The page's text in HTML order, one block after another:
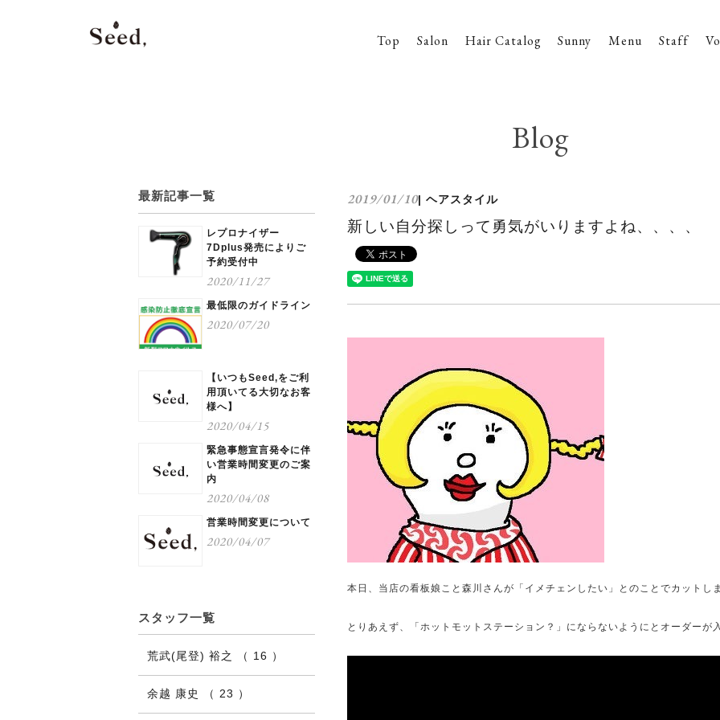
Top Salon Hair Catalog Sunny Menu Staff
Blog
2019/01/10| ヘアスタイル
新しい自分探しって勇気がいりますよね、、、、
本日、当店の看板娘こと森川さんが「イメチェンしたい」とのことでカットし
とりあえず、「ホットモットステーション？」にならないようにとオーダー
最新記事一覧
レプロナイザー
7Dplus発売によりご
予約受付中
2020/11/27
最低限のガイドライン
2020/07/20
【いつもSeed,をご利
用頂いてる大切なお客
様へ】
2020/04/15
緊急事態宣言発令に伴
い営業時間変更のご案
内
2020/04/08
営業時間変更について
2020/04/07
スタッフ一覧
荒武(尾登) 裕之 （ 16 ）
余越 康史 （ 23 ）